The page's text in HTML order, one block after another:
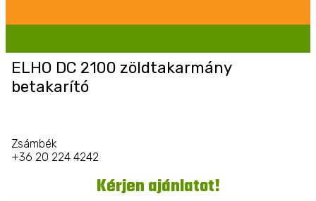
ELHO DC 2100 zöldtakarmány
betakarító
Zsámbék
+36 20 224 4242
Kérjen ajánlatot!